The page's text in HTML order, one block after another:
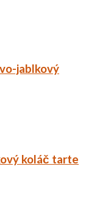
jablkový
koláč tarte